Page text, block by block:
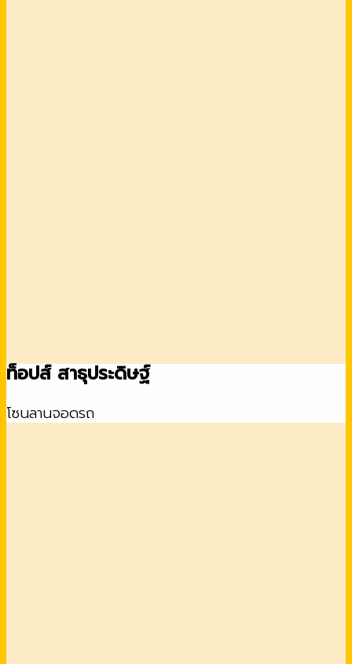
ท็อปส์ สาธุประดิษฐ์
โซนลานจอดรถ